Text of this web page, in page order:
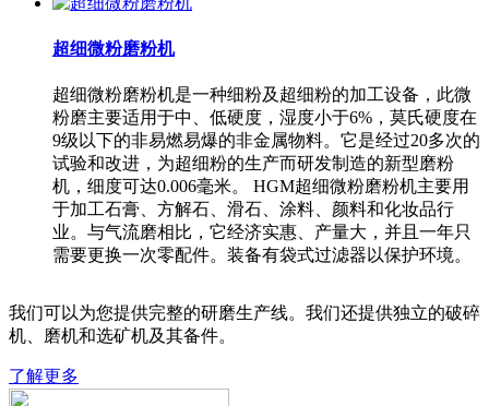
超细微粉磨粉机
超细微粉磨粉机是一种细粉及超细粉的加工设备，此微
粉磨主要适用于中、低硬度，湿度小于6%，莫氏硬度在
9级以下的非易燃易爆的非金属物料。它是经过20多次的
试验和改进，为超细粉的生产而研发制造的新型磨粉
机，细度可达0.006毫米。 HGM超细微粉磨粉机主要用
于加工石膏、方解石、滑石、涂料、颜料和化妆品行
业。与气流磨相比，它经济实惠、产量大，并且一年只
需要更换一次零配件。装备有袋式过滤器以保护环境。
我们可以为您提供完整的研磨生产线。我们还提供独立的破碎
机、磨机和选矿机及其备件。
了解更多